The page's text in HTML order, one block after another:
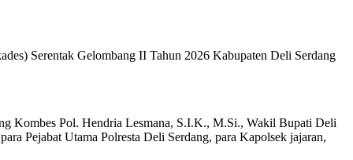
Serentak Gelombang II Tahun 2026 Kabupaten Deli Serdang
Kombes Pol. Hendria Lesmana, S.I.K., M.Si., Wakil Bupati Deli
Pejabat Utama Polresta Deli Serdang, para Kapolsek jajaran,